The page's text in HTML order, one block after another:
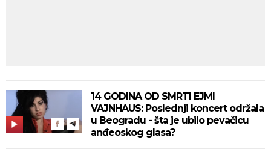
14 GODINA OD SMRTI EJMI
VAJNHAUS: Poslednji koncert održala
u Beogradu - šta je ubilo pevačicu
anđeoskog glasa?